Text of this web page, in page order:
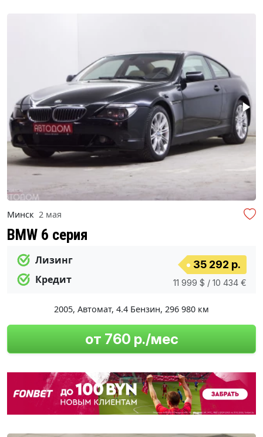
Минск 2 мая
BMW 6 серия
Лизинг
Кредит
35 292 р.
11 999 $ / 10 434 €
2005, Автомат, 4.4 Бензин, 296 980 км
от 760 р./мес